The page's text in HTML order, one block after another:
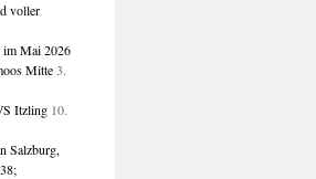
voller
im Mai 2026
Mitte 3.
Itzling 10.
Salzburg,